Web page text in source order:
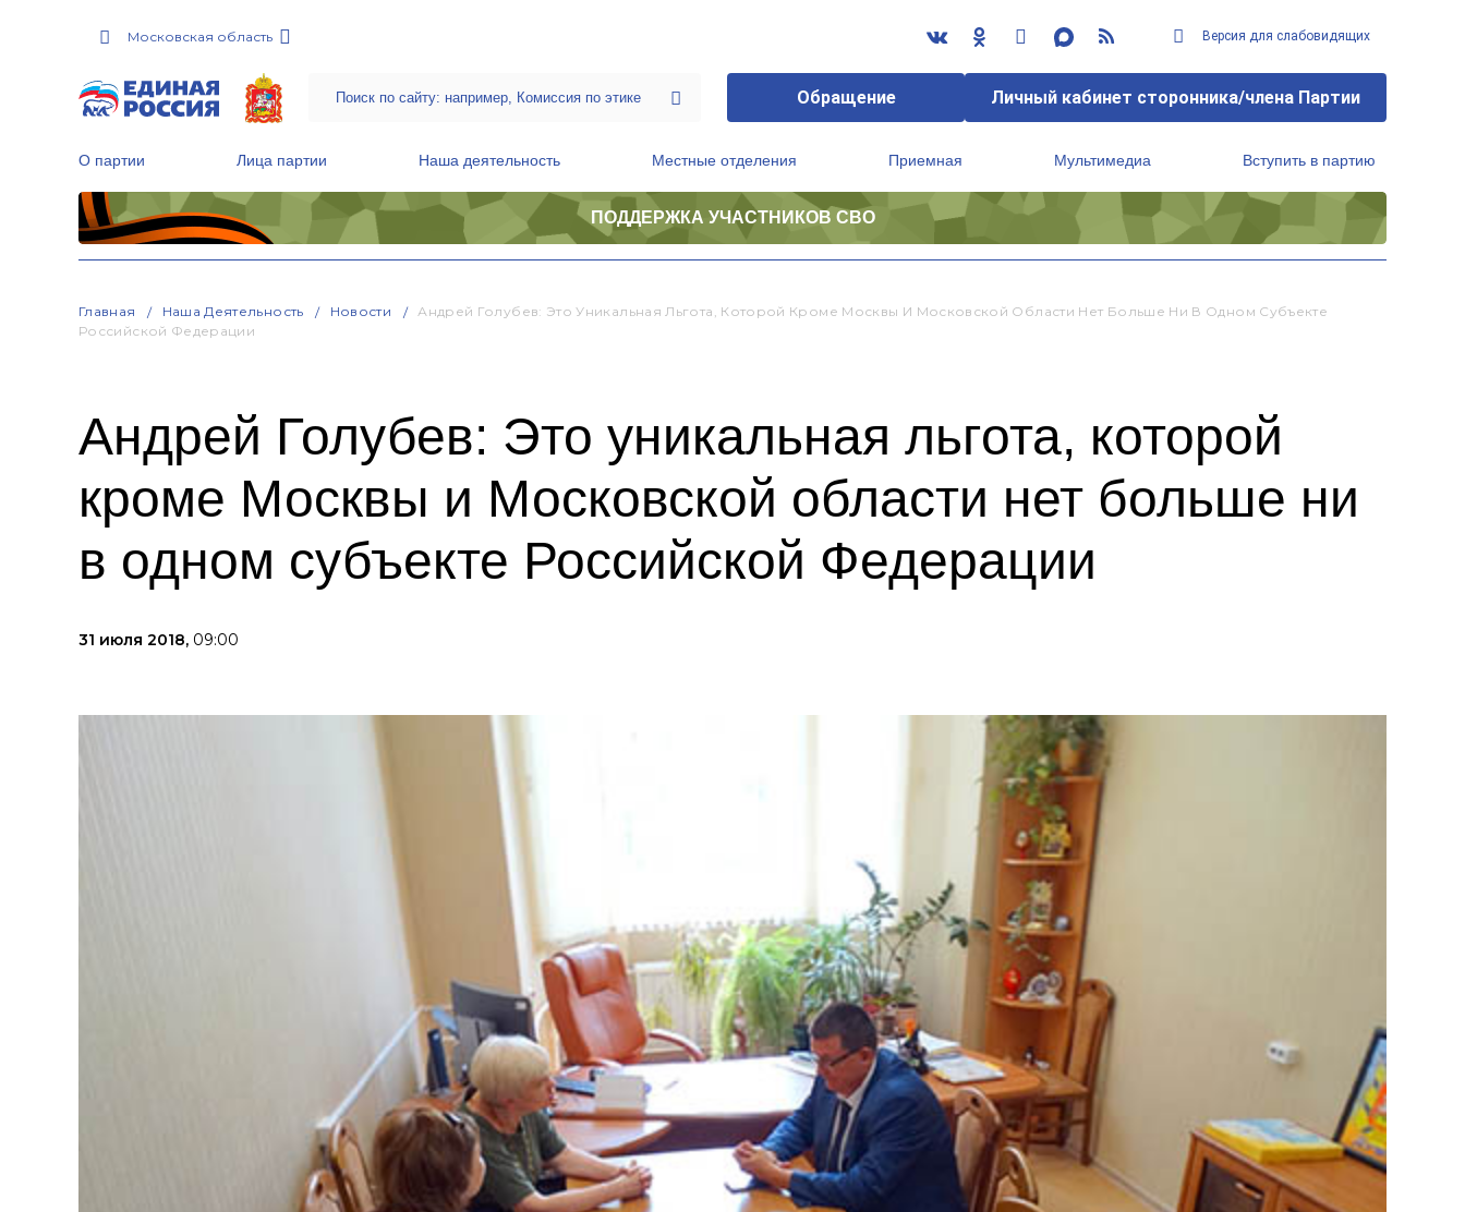
Московская область Версия для слабовидящих
Обращение Личный кабинет сторонника/члена Партии
О партии Лица партии Наша деятельность Местные отделения Приемная Мультимедиа Вступить в партию
ПОДДЕРЖКА УЧАСТНИКОВ СВО
Главная Наша Деятельность Новости
Андрей Голубев: Это Уникальная Льгота, Которой Кроме Москвы И Московской Области Нет Больше Ни В Одном Субъекте
Российской Федерации
Андрей Голубев: Это уникальная льгота, которой
кроме Москвы и Московской области нет больше ни
в одном субъекте Российской Федерации
31 июля 2018, 09:00